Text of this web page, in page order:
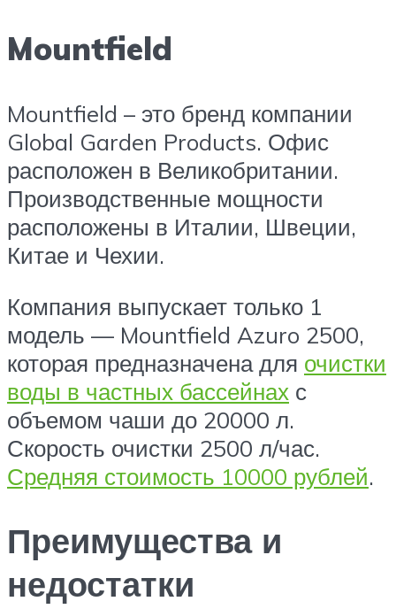
Mountfield
Mountfield – это бренд компании
Global Garden Products. Офис
расположен в Великобритании.
Производственные мощности
расположены в Италии, Швеции,
Китае и Чехии.
Компания выпускает только 1
модель — Mountfield Azuro 2500,
которая предназначена для очистки
воды в частных бассейнах с
объемом чаши до 20000 л.
Скорость очистки 2500 л/час.
Средняя стоимость 10000 рублей.
Преимущества и
недостатки